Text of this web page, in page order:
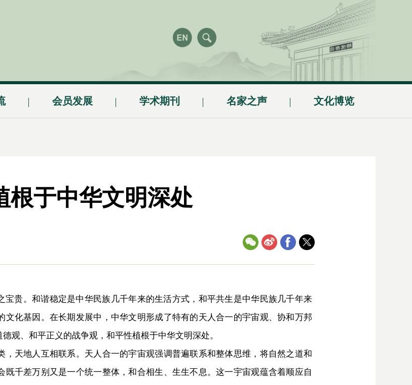
会员发展 学术期刊 名家之声 文化博览
根于中华文明深处
宝贵。和谐稳定是中华民族几千年来的生活方式，和平共生是中华民族几千年来
文化基因。在长期发展中，中华文明形成了特有的天人合一的宇宙观、协和万邦
观、和平正义的战争观，和平性植根于中华文明深处。
天地人互相联系。天人合一的宇宙观强调普遍联系和整体思维，将自然之道和
既千差万别又是一个统一整体，和合相生、生生不息。这一宇宙观蕴含着顺应自